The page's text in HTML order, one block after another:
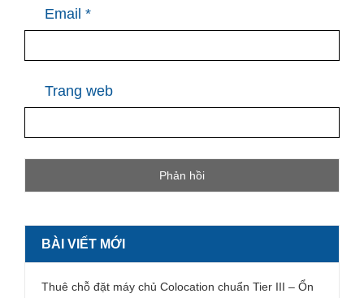
Email *
Trang web
BÀI VIẾT MỚI
Thuê chỗ đặt máy chủ Colocation chuẩn Tier III – Ổn